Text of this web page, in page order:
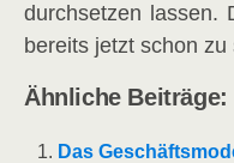
durch­set­zen las­sen.
bereits jetzt schon
Ähn­li­che Beiträge:
Das